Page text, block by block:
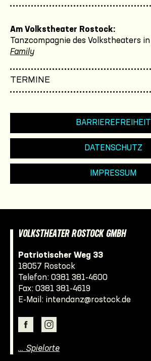
Am Volkstheater Rostock:
Tanzcompagnie des Volkstheaters in
Family
TERMINE
BARRIEREFREIHEIT
DATENSCHUTZ
IMPRESSUM
VOLKSTHEATER ROSTOCK GMBH
Patriotischer Weg 33
18057 Rostock
Telefon: 0381 381-4600
Fax: 0381 381-4619
E-Mail: intendanz@rostock.de
… Spielorte